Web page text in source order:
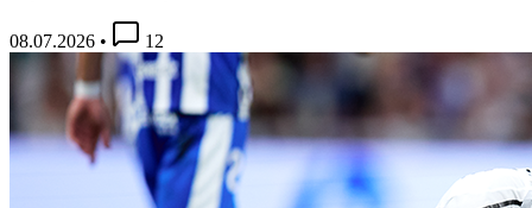
08.07.2026 • 12